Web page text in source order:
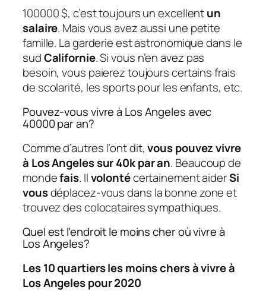
100000 $, c’est toujours un excellentun
salaire. Mais vous avez aussi une petite
famille. La garderie est astronomique dans le
sudCalifornie. Si vous n’en avez pas
besoin, vous paierez toujours certains frais
de scolarité, les sports pour les enfants, etc.
Pouvez-vous vivre à Los Angeles avec
40000 par an?
Comme d’autres l’ont dit,vous pouvez vivre
à Los Angeles sur 40k par an. Beaucoup de
mondefais. Ilvolontécertainement aiderSi
vousdéplacez-vous dans la bonne zone et
trouvez des colocataires sympathiques.
Quel est l’endroit le moins cher où vivre à
Los Angeles?
Les 10 quartiers les moins chers à vivre à
Los Angeles pour 2020